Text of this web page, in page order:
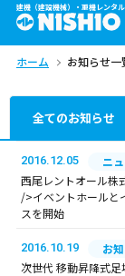
建機（建設機械）・重機レンタル
商品一覧
問合せ依頼リ
中部
九州
ホーム お知らせ一
全てのお知らせ
2016.12.05
ニ
西尾レントオール株
/>イベントホールと
スを開始
2016.10.19
お
次世代 移動昇降式